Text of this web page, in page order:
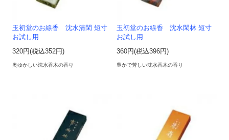
玉初堂のお線香 沈水清閑 短寸
お試し用
320円(税込352円)
奥ゆかしい沈水香木の香り
玉初堂のお線香 沈水閑林 短寸
お試し用
360円(税込396円)
豊かで芳しい沈水香木の香り